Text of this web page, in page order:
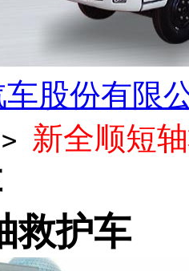
股份有限
> 新全顺短
救护车